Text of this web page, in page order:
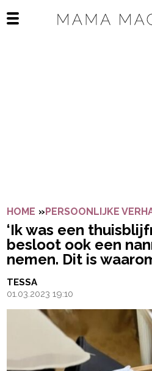
Open het mobiele menu
HOME »PERSOONLIJKE
‘Ik was een
besloot ook een
nemen. Dit is
TESSA
01.03.2023 19:10